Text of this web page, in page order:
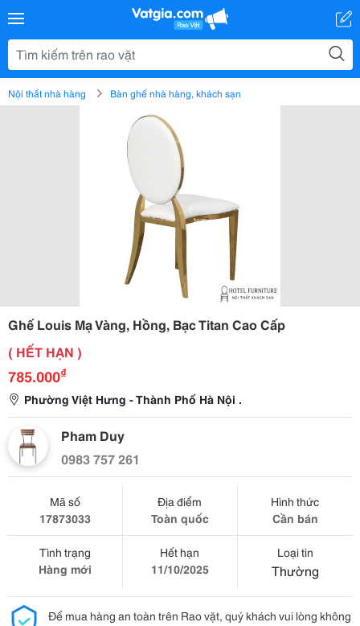
Nội thất nhà hàng Bàn ghế nhà hàng, khách sạn
Ghế Louis Mạ Vàng, Hồng, Bạc Titan Cao Cấp
( HẾT HẠN )
785.000₫
Phường Việt Hưng - Thành Phố Hà Nội .
Pham Duy
0983 757 261
Mã số
17873033
Địa điểm
Toàn quốc
Hình thức
Cần bán
Tình trạng
Hàng mới
Hết hạn
11/10/2025
Loại tin
Thường
Để mua hàng an toàn trên Rao vặt, quý khách vui lòng không